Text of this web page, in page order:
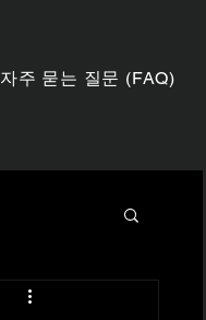
자주 묻는 질문 (FAQ)